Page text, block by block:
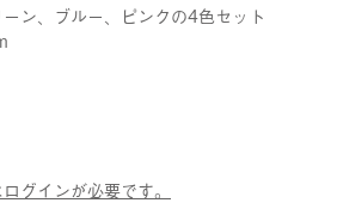
ン、ブルー、ピンクの4色セット
グインが必要です。